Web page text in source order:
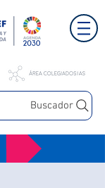
Buscador